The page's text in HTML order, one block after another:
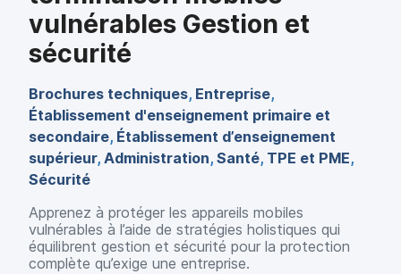
vulnérables Gestion et
sécurité
Brochures techniques, Entreprise,
Établissement d'enseignement primaire et
secondaire, Établissement d’enseignement
supérieur, Administration, Santé, TPE et PME,
Sécurité
Apprenez à protéger les appareils mobiles
vulnérables à l’aide de stratégies holistiques qui
équilibrent gestion et sécurité pour la protection
complète qu’exige une entreprise.